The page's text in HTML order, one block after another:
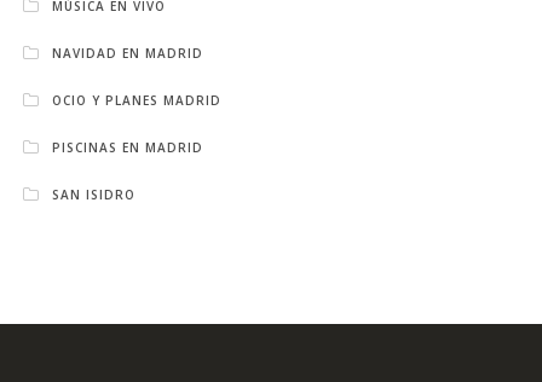
MÚSICA EN VIVO
NAVIDAD EN MADRID
OCIO Y PLANES MADRID
PISCINAS EN MADRID
SAN ISIDRO